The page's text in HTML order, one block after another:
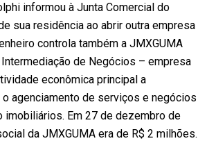
informou à Junta Comercial do
sua residência ao abrir outra empresa
controla também a JMXGUMA
de Negócios – empresa
econômica principal a
agenciamento de serviços e negócios
imobiliários. Em 27 de dezembro de
da JMXGUMA era de R$ 2 milhões.